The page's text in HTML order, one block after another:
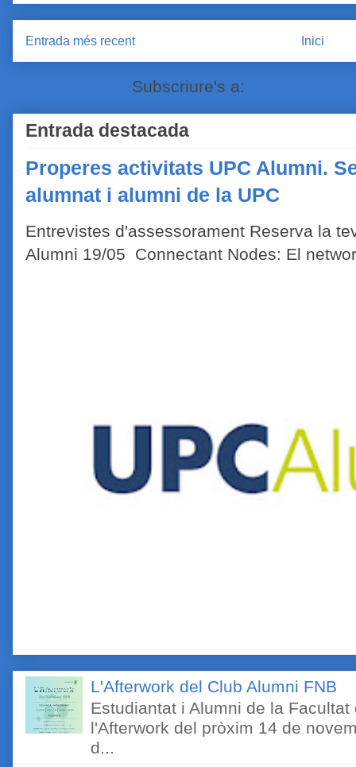
Entrada més recent Inici
Subscriure's a:
Entrada destacada
Properes activitats UPC Alumni.
alumnat i alumni de la UPC
Entrevistes d'assessorament Reserva la
Alumni 19/05 Connectant Nodes: El
L'Afterwork del Club Alumni FNB
Estudiantat i Alumni de la
l'Afterwork del pròxim 14 de
d...